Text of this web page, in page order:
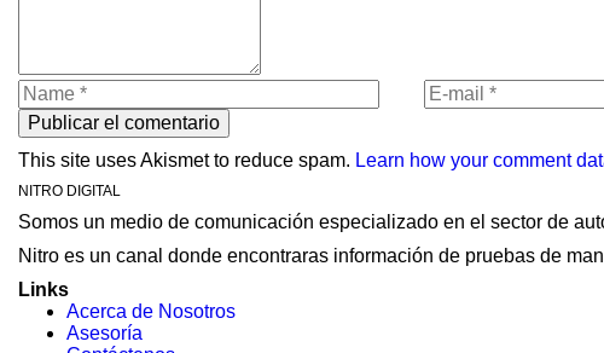
This site uses Akismet to reduce spam. Learn how your comment
NITRO DIGITAL
Somos un medio de comunicación especializado en el sector de
Nitro es un canal donde encontraras información de pruebas de
Links
Acerca de Nosotros
Asesoría